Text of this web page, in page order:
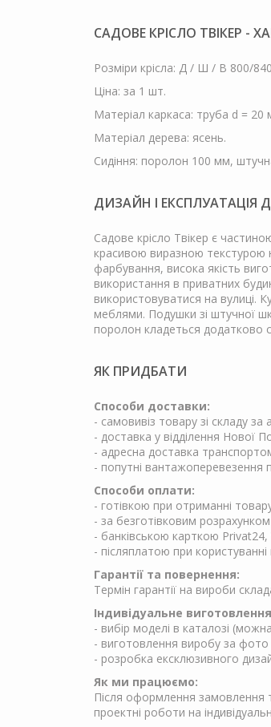
САДОВЕ КРІСЛО ТВІКЕР -
Розміри крісла: Д / Ш / В 800/
Ціна: за 1 шт.
Матеріал каркаса: труба d = 20
Матеріал дерева: ясень.
Сидіння: поролон 100 мм,
ДИЗАЙН І ЕКСПЛУАТАЦІЯ
Садове крісло Твікер є
красивою виразною текстурою
фарбування, висока якість
використання в приватних
використовуватися на вулиці.
меблями. Подушки зі штучної
поролон кладеться додатково
ЯК ПРИДБАТИ
Способи доставки:
- самовивіз товару зі складу
- доставка у відділення Нової
- адресна доставка
- попутні вантажоперевезення
Способи оплати:
- готівкою при отриманні
- за безготівковим
- банківською карткою
- післяплатою при
Гарантії та повернення:
Термін гарантії на вироби
Індивідуальне
- вибір моделі в каталозі
- виготовлення виробу за
- розробка ексклюзивного
Як ми працюємо:
Після оформлення замовлення
проектні роботи на